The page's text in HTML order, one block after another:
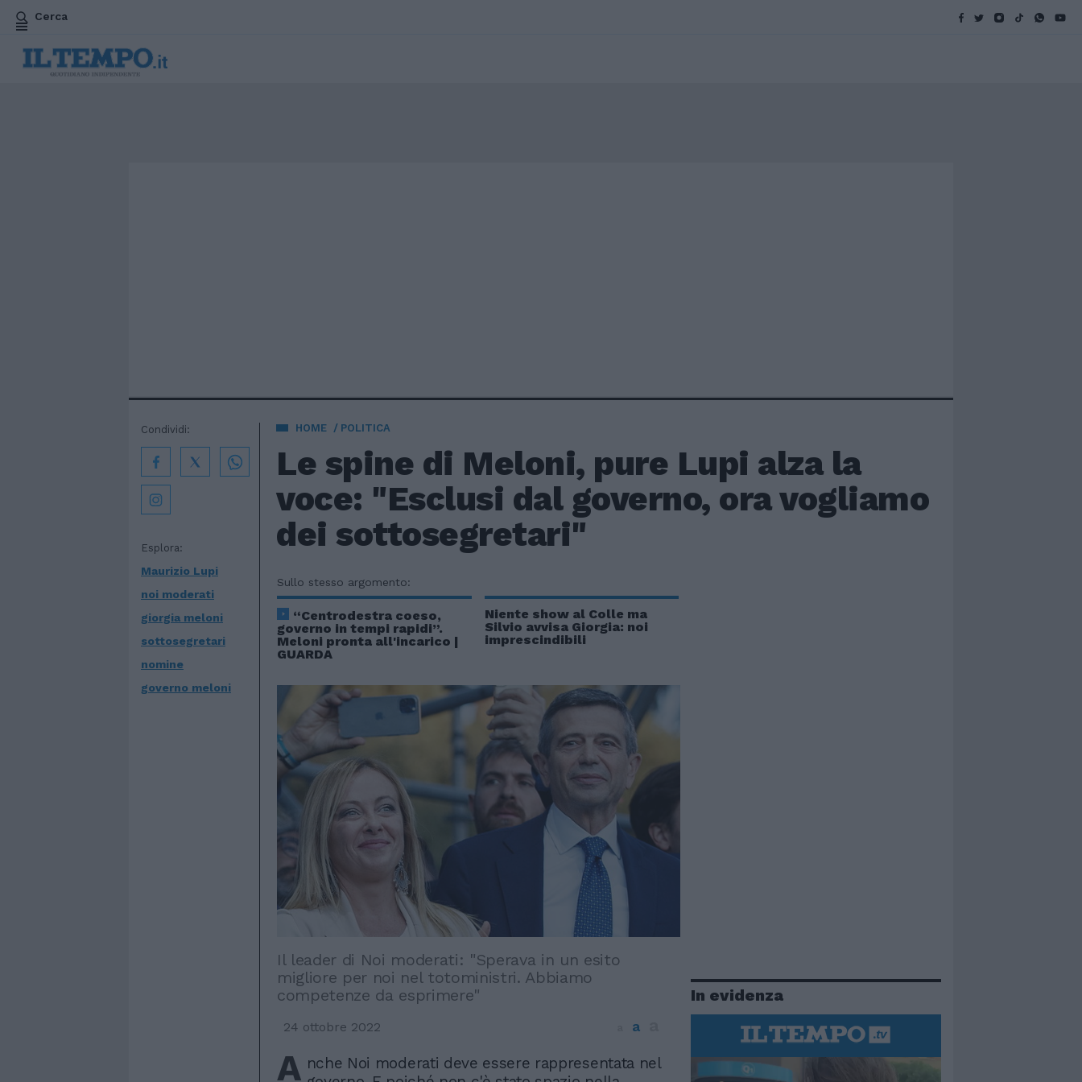
Cerca
HOME POLITICA
Le spine di Meloni, pure Lupi alza la
voce: "Esclusi dal governo, ora vogliamo
dei sottosegretari"
Esplora:
Maurizio Lupi
noi moderati
giorgia meloni
sottosegretari
nomine
governo meloni
Condividi:
Sullo stesso argomento:
“Centrodestra coeso,
governo in tempi rapidi”.
Meloni pronta all'incarico |
GUARDA
Niente show al Colle ma
Silvio avvisa Giorgia: noi
imprescindibili
Il leader di Noi moderati: "Sperava in un esito
migliore per noi nel totoministri. Abbiamo
competenze da esprimere"
24 ottobre 2022 a
A nche Noi moderati deve essere rappresentata nel
In evidenza